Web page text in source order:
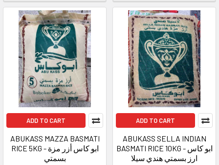
ADD TO CART
ABUKASS MAZZA BASMATI
RICE 5KG - ابو كاس أزر مزة
بسمتي
ADD TO CART
ABUKASS SELLA INDIAN
BASMATI RICE 10KG - ابو كاس
ارز بسمتي هندي سيلا